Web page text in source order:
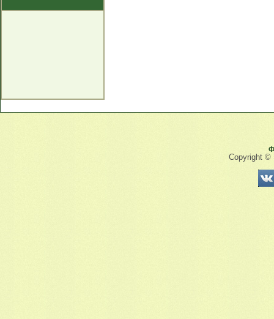
Copyright ©